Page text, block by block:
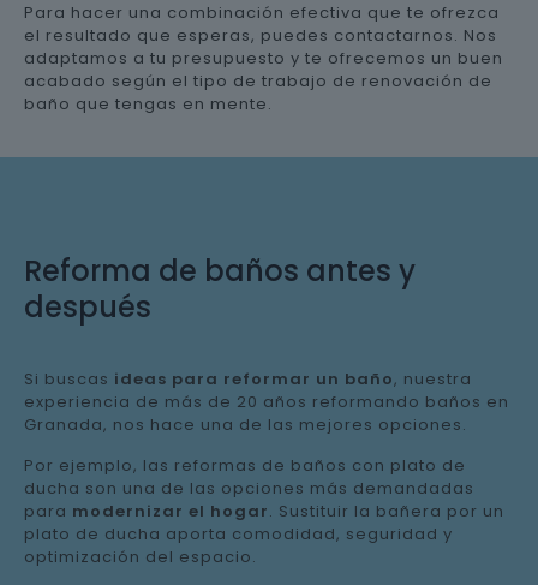
Para hacer una combinación efectiva que te ofrezca
el resultado que esperas, puedes contactarnos. Nos
adaptamos a tu presupuesto y te ofrecemos un buen
acabado según el tipo de trabajo de renovación de
baño que tengas en mente.
Reforma de baños antes y
después
Si buscas ideas para reformar un baño, nuestra
experiencia de más de 20 años reformando baños en
Granada, nos hace una de las mejores opciones.
Por ejemplo, las reformas de baños con plato de
ducha son una de las opciones más demandadas
para modernizar el hogar. Sustituir la bañera por un
plato de ducha aporta comodidad, seguridad y
optimización del espacio.